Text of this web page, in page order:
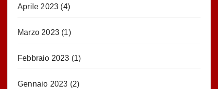
Aprile 2023 (4)
Marzo 2023 (1)
Febbraio 2023 (1)
Gennaio 2023 (2)